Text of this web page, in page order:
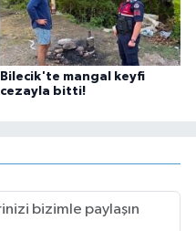
Bilecik'te mangal keyfi
cezayla bitti!